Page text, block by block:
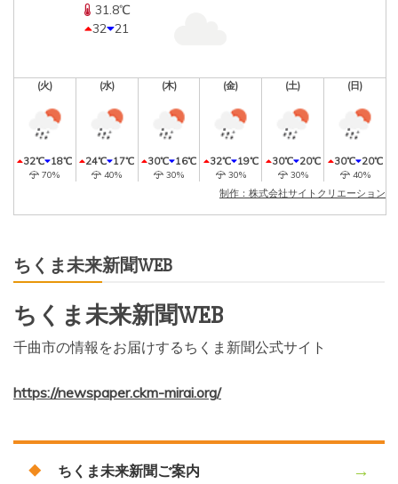
31.8℃
32 21
(火)
32℃ 18℃
70%
(水)
24℃ 17℃
40%
(木)
30℃ 16℃
30%
(金)
32℃ 19℃
30%
(土)
30℃ 20℃
30%
(日)
30℃ 20℃
40%
制作：株式会社サイトクリエーション
ちくま未来新聞WEB
ちくま未来新聞WEB
千曲市の情報をお届けするちくま新聞公式サイト
https://newspaper.ckm-mirai.org/
ちくま未来新聞ご案内